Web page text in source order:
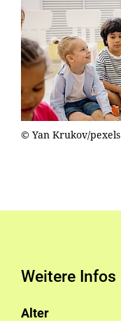
© Yan Krukov/pexels
Weitere Infos
Alter